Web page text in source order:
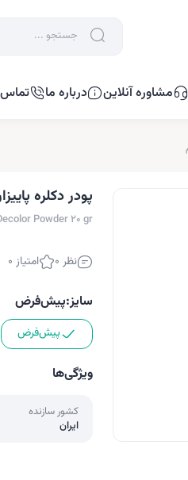
مشاوره آنلاین درباره ما تماس
پودر دکلره پاییزان
Powder 20 gr
نظر 0 امتیاز 0
سایز:پیش‌فرض
پیش‌فرض
ویژگی‌ها
کشور سازنده
ایران